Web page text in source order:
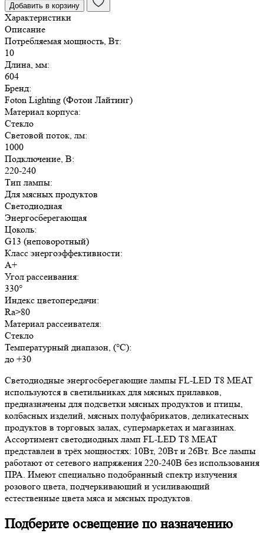
LED
T8
мясных
10
Добавить в корзину
Характеристики
Описание
Потребляемая мощность, Вт:
10
Длина, мм:
604
Бренд:
Foton Lighting (Фотон Лайтинг)
Материал корпуса:
Стекло
Световой поток, лм:
1000
Подключение, В:
220-240
Тип лампы:
Для мясных продуктов
Светодиодная
Энергосберегающая
Цоколь:
G13 (неповоротный)
Класс энергоэффективности:
A+
Угол рассеивания:
330°
Индекс цветопередачи:
Ra>80
Материал рассеивателя:
Стекло
Температурный диапазон, (°C):
до +30
Светодиодные энергосберегающие лампы FL-LED T8 MEAT
используются в светильниках для мясных прилавков,
предназначены для подсветки мясных продуктов и птицы,
колбасных изделий, мясных полуфабрикатов, деликатесных
продуктов в торговых залах, супермаркетах и магазинах.
Ассортимент светодиодных ламп FL-LED T8 MEAT
представлен в трёх мощностях: 10Вт, 20Вт и 26Вт. Все лампы
работают от сетевого напряжения 220-240В без использования
ПРА. Имеют специально подобранный спектр излучения
розового цвета, подчеркивающий и усиливающий
естественные цвета мяса и мясных продуктов.
Подберите освещение по назначению